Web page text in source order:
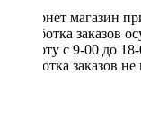
Интернет магазин
Обработка заказов
Субботу с 9-00 до
обработка заказов не